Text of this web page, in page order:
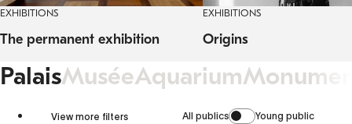
EXHIBITIONS
The permanent exhibition
EXHIBITIONS
Origins
PalaisMuséeAquarium
View more filters All publics Young public